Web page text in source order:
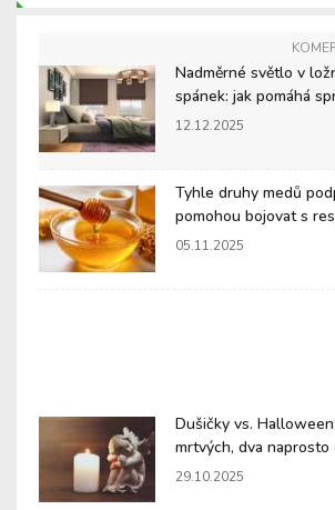
Nadměrné světlo v
spánek: jak pomáhá
12.12.2025
Tyhle druhy medů
pomohou bojovat s
05.11.2025
Dušičky vs.
mrtvých, dva naprosto
29.10.2025